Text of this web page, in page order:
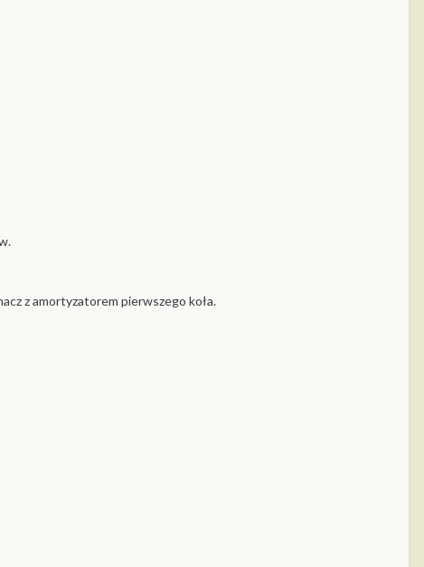
z amortyzatorem pierwszego koła.